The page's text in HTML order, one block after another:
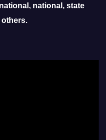
national, state